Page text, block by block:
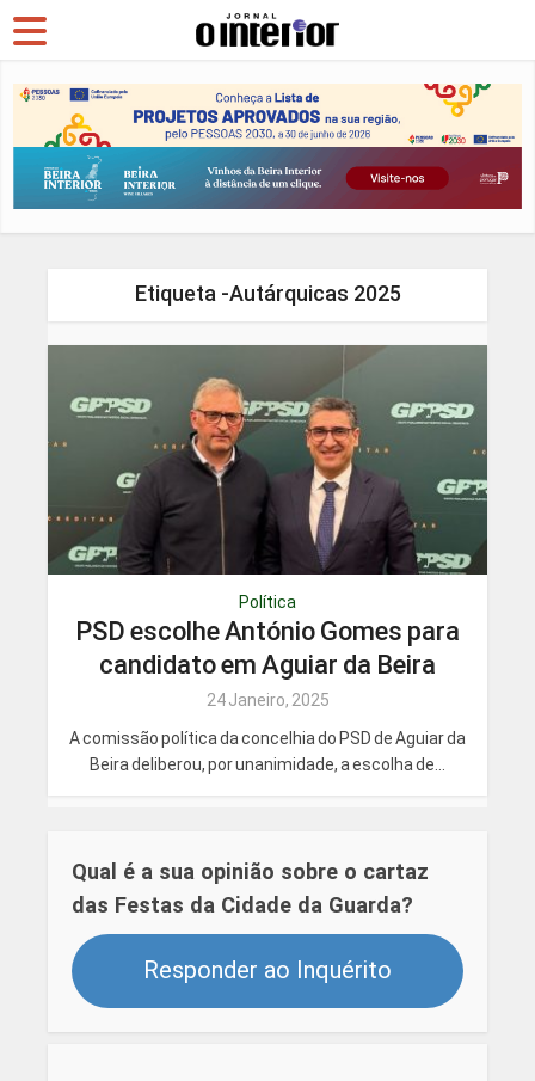
Etiqueta -Autárquicas 2025
Política
PSD escolhe António Gomes para
candidato em Aguiar da Beira
24 Janeiro, 2025
A comissão política da concelhia do PSD de Aguiar da
Beira deliberou, por unanimidade, a escolha de...
Qual é a sua opinião sobre o cartaz
das Festas da Cidade da Guarda?
Responder ao Inquérito